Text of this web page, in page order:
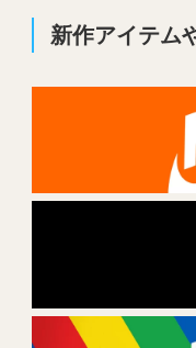
新作アイテム